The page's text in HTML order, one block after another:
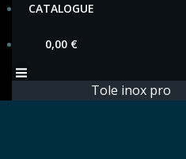
CATALOGUE
0,00 €
Tole inox pro